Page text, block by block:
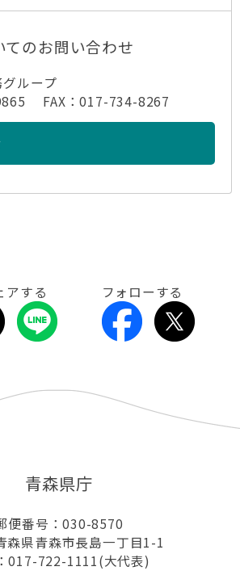
てのお問い合わせ
ループ
FAX：017-734-8267
アする フォローする
青森県庁
便番号：030-8570
森県青森市長島一丁目1-1
017-722-1111(大代表)